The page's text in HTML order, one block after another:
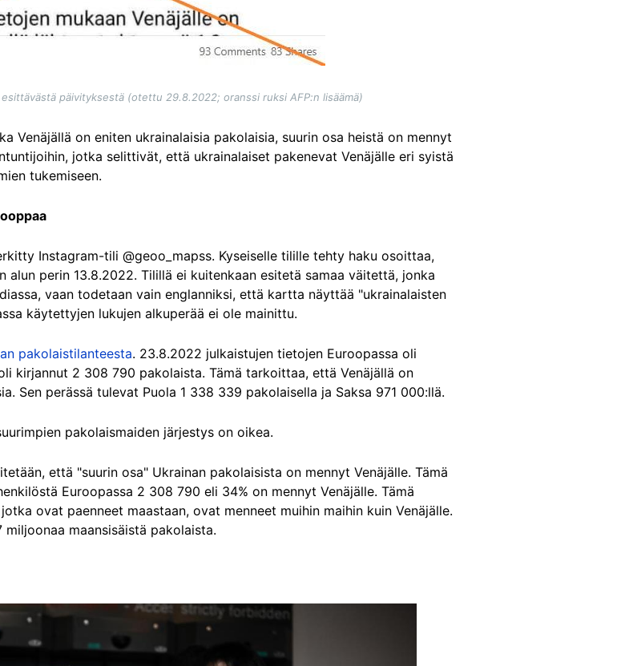
päivityksestä (otettu 29.8.2022; oranssi ruksi AFP:n lisäämä)
Venäjällä on eniten ukrainalaisia pakolaisia, suurin osa heistä on mennyt
jotka selittivät, että ukrainalaiset pakenevat Venäjälle eri syistä
tukemiseen.
Instagram-tili @geoo_mapss. Kyseiselle tilille tehty haku osoittaa,
alun perin 13.8.2022. Tilillä ei kuitenkaan esitetä samaa väitettä, jonka
vaan todetaan vain englanniksi, että kartta näyttää "ukrainalaisten
käytettyjen lukujen alkuperää ei ole mainittu.
pakolaistilanteesta. 23.8.2022 julkaistujen tietojen Euroopassa oli
kirjannut 2 308 790 pakolaista. Tämä tarkoittaa, että Venäjällä on
Sen perässä tulevat Puola 1 338 339 pakolaisella ja Saksa 971 000:llä.
pakolaismaiden järjestys on oikea.
että "suurin osa" Ukrainan pakolaisista on mennyt Venäjälle. Tämä
Euroopassa 2 308 790 eli 34% on mennyt Venäjälle. Tämä
ovat paenneet maastaan, ovat menneet muihin maihin kuin Venäjälle.
maansisäistä pakolaista.